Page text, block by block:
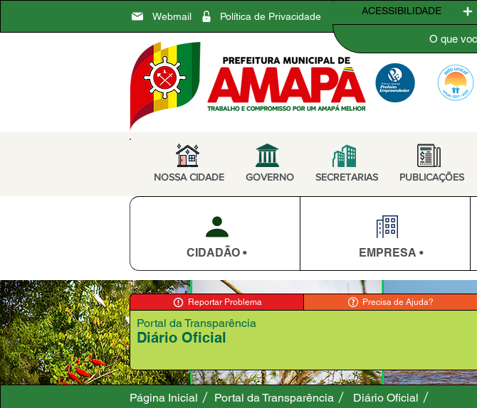
Webmail Política de Privacidade ACESSIBILIDADE
NOSSA CIDADE GOVERNO SECRETARIAS PUBLICAÇÕES
CIDADÃO • EMPRESA •
Reportar Problema Precisa de Ajuda?
Diário Oficial
Portal da Transparência
Página Inicial Portal da Transparência Diário Oficial